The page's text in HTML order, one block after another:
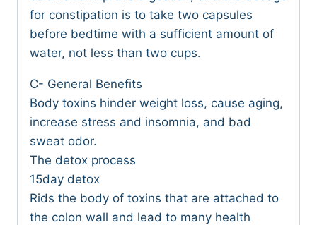
for constipation is to take two capsules
before bedtime with a sufficient amount of
water, not less than two cups.
C- General Benefits
Body toxins hinder weight loss, cause aging,
increase stress and insomnia, and bad
sweat odor.
The detox process
15day detox
Rids the body of toxins that are attached to
the colon wall and lead to many health